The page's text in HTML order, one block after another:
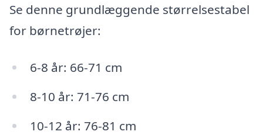
Se denne grundlæggende størrelsestabel
for børnetrøjer:
6-8 år: 66-71 cm
8-10 år: 71-76 cm
10-12 år: 76-81 cm